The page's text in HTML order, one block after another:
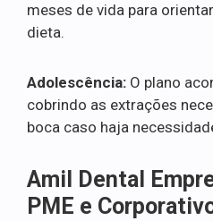
meses de vida para
dieta.
Adolescência: O plano
cobrindo as extrações
boca caso haja
Amil Dental
PME e